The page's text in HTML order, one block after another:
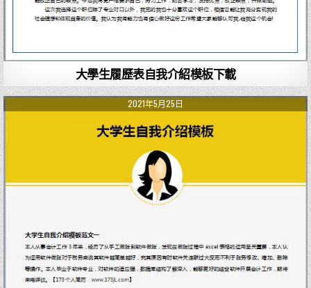
大學生履歷表自我介紹模板下載
2021年5月25日